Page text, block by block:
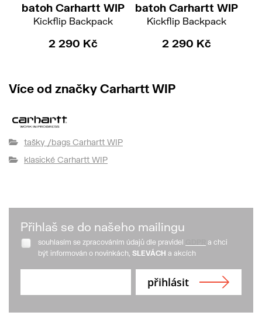
batoh Carhartt WIP
Kickflip Backpack
2 290 Kč
batoh Carhartt WIP
Kickflip Backpack
2 290 Kč
Více od značky Carhartt WIP
tašky /bags Carhartt WIP
klasické Carhartt WIP
Přihlaš se do našeho mailingu
souhlasím se zpracováním údajů dle pravidel
a chci
být informován o novinkách, SLEVÁCH a akcích